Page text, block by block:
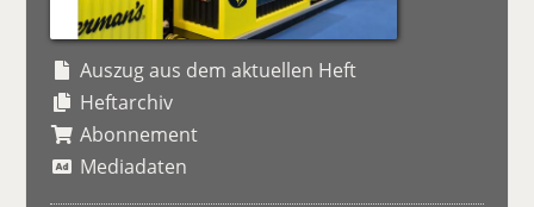
Auszug aus dem aktuellen Heft
Heftarchiv
Abonnement
Mediadaten